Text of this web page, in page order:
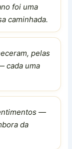
foi uma
caminhada.
pelas
cada uma
—
da